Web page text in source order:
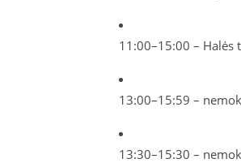
11:00–15:00 – Halės
13:00–15:59 –
13:30–15:30 –